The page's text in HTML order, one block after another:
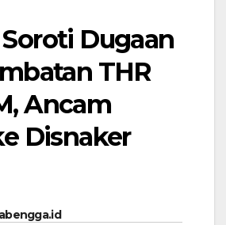
Dugaan
THR
Ancam
Disnaker